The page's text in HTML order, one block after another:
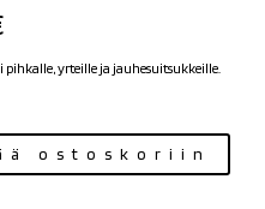
pihkalle, yrteille ja jauhesuitsukkeille.
ostoskoriin